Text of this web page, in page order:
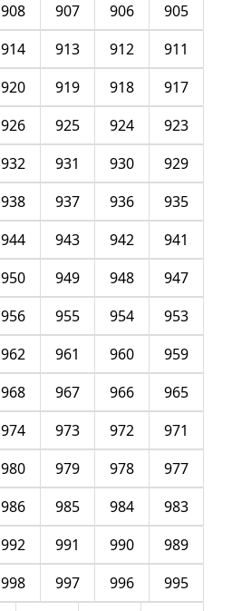
905
906
907
908
911
912
913
914
917
918
919
920
923
924
925
926
929
930
931
932
935
936
937
938
941
942
943
944
947
948
949
950
953
954
955
956
959
960
961
962
965
966
967
968
971
972
973
974
977
978
979
980
983
984
985
986
989
990
991
992
995
996
997
998